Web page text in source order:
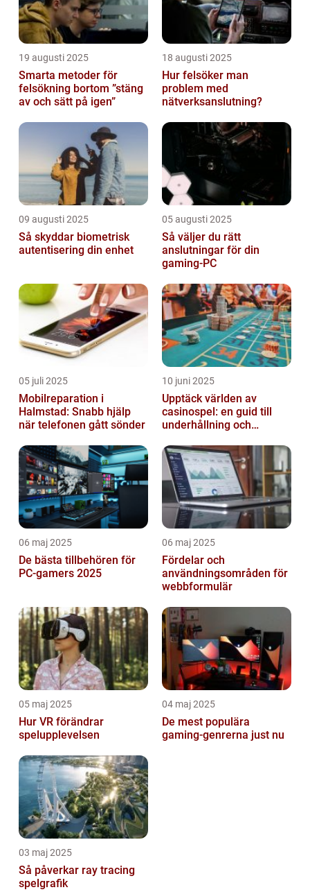
19 augusti 2025
Smarta metoder för
felsökning bortom ”stäng
av och sätt på igen”
18 augusti 2025
Hur felsöker man
problem med
nätverksanslutning?
09 augusti 2025
Så skyddar biometrisk
autentisering din enhet
05 augusti 2025
Så väljer du rätt
anslutningar för din
gaming-PC
05 juli 2025
Mobilreparation i
Halmstad: Snabb hjälp
när telefonen gått sönder
10 juni 2025
Upptäck världen av
casinospel: en guid till
underhållning och
06 maj 2025
De bästa tillbehören för
PC-gamers 2025
06 maj 2025
Fördelar och
användningsområden för
webbformulär
05 maj 2025
Hur VR förändrar
spelupplevelsen
04 maj 2025
De mest populära
gaming-genrerna just nu
03 maj 2025
Så påverkar ray tracing
spelgrafik